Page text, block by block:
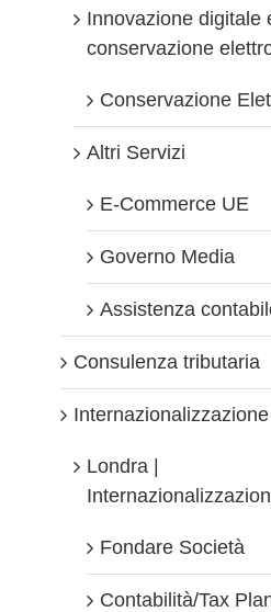
Innovazione digitale
conservazione
Conservazione
Altri Servizi
E-Commerce UE
Governo Media
Assistenza
Consulenza tributaria
Internazionalizzazione
Londra |
Fondare Società
Contabilità/Tax